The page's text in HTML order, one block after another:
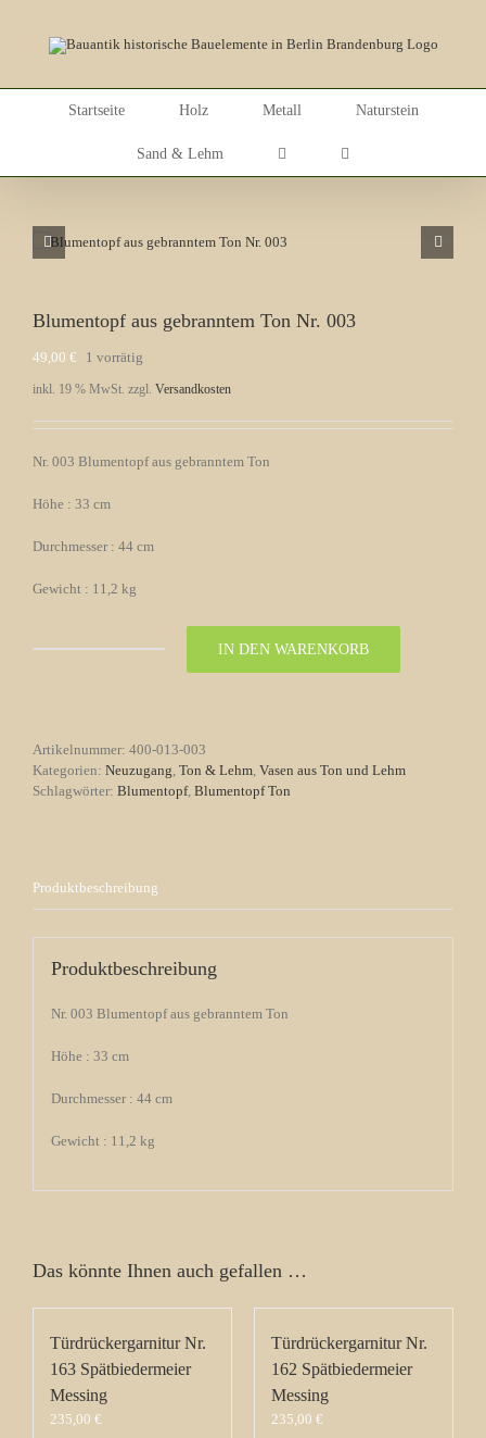
Startseite Holz Metall Naturstein
Sand & Lehm
Blumentopf aus gebranntem Ton Nr. 003
49,00 € 1 vorrätig
inkl. 19 % MwSt. zzgl. Versandkosten
Nr. 003 Blumentopf aus gebranntem Ton
Höhe : 33 cm
Durchmesser : 44 cm
Gewicht : 11,2 kg
IN DEN WARENKORB
Artikelnummer: 400-013-003
Kategorien: Neuzugang Ton & Lehm Vasen aus Ton und Lehm
Schlagwörter: Blumentopf, Blumentopf Ton
Produktbeschreibung
Produktbeschreibung
Nr. 003 Blumentopf aus gebranntem Ton
Höhe : 33 cm
Durchmesser : 44 cm
Gewicht : 11,2 kg
Das könnte Ihnen auch gefallen …
Türdrückergarnitur Nr.
163 Spätbiedermeier
Messing
235,00 €
Türdrückergarnitur Nr.
162 Spätbiedermeier
Messing
235,00 €